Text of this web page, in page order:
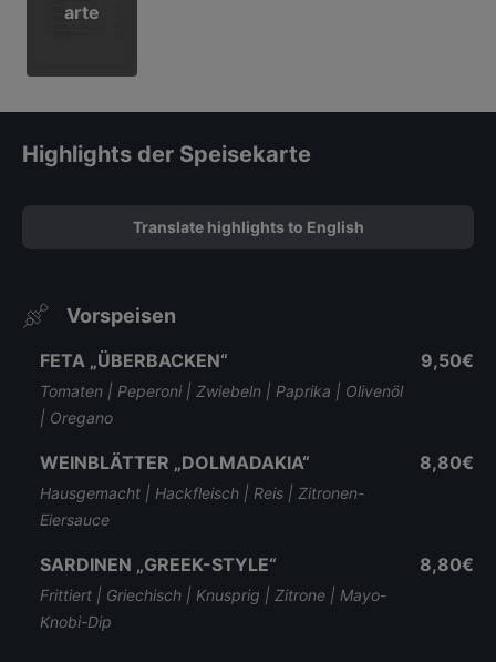
arte
Highlights der Speisekarte
Translate highlights to English
Vorspeisen
FETA „ÜBERBACKEN“
Tomaten | Peperoni | Zwiebeln | Paprika | Olivenöl
| Oregano
9,50€
WEINBLÄTTER „DOLMADAKIA“
Hausgemacht | Hackfleisch | Reis | Zitronen-
Eiersauce
8,80€
SARDINEN „GREEK-STYLE“
Frittiert | Griechisch | Knusprig | Zitrone | Mayo-
Knobi-Dip
8,80€